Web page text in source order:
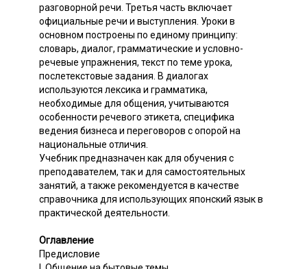
разговорной речи. Третья часть включает
официальные речи и выступления. Уроки в
основном построены по единому принципу:
словарь, диалог, грамматические и условно-
речевые упражнения, текст по теме урока,
послетекстовые задания. В диалогах
используются лексика и грамматика,
необходимые для общения, учитываются
особенности речевого этикета, специфика
ведения бизнеса и переговоров с опорой на
национальные отличия.
Учебник предназначен как для обучения с
преподавателем, так и для самостоятельных
занятий, а также рекомендуется в качестве
справочника для использующих японский язык в
практической деятельности.
Оглавление
Предисловие